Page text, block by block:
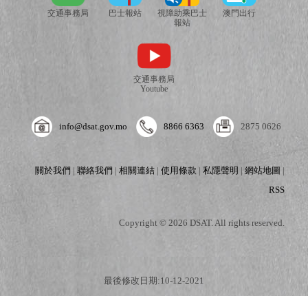
交通事務局 巴士報站
視障助乘巴士
報站
澳門出行
交通事務局
Youtube
info@dsat.gov.mo 8866 6363 2875 0626
關於我們 |聯絡我們 |相關連結 |使用條款 |私隱聲明 |網站地圖 |
RSS
Copyright © 2026 DSAT. All rights reserved.
最後修改日期:10-12-2021